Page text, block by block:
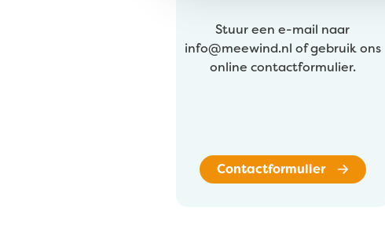
Stuur een e-mail naar
info@meewind.nl of gebruik ons
online contactformulier.
Contactformulier